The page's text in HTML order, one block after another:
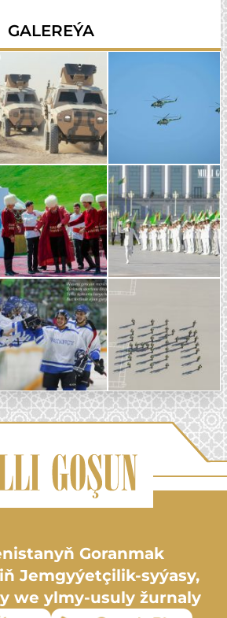
GALEREÝA
Goranmak
Jemgyýetçilik-syýasy,
we ylmy-usuly žurnaly